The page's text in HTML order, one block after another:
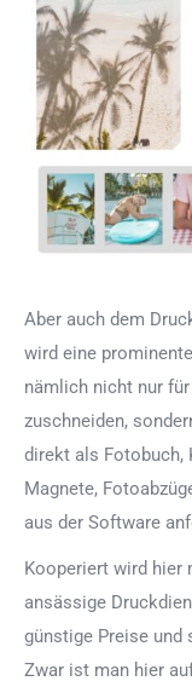
Aber auch dem
wird eine
nämlich nicht nur
zuschneiden,
direkt als Fotobuch,
Magnete,
aus der Software
Kooperiert wird hier
ansässige
günstige Preise und
Zwar ist man hier